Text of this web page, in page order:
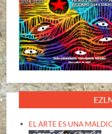
EL ARTE ES UNA